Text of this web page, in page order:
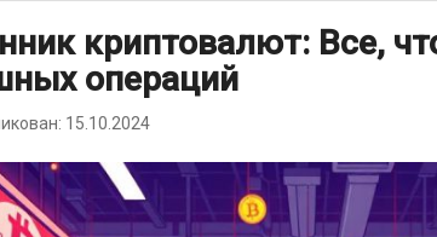
криптовалют: Все,
операций
15.10.2024